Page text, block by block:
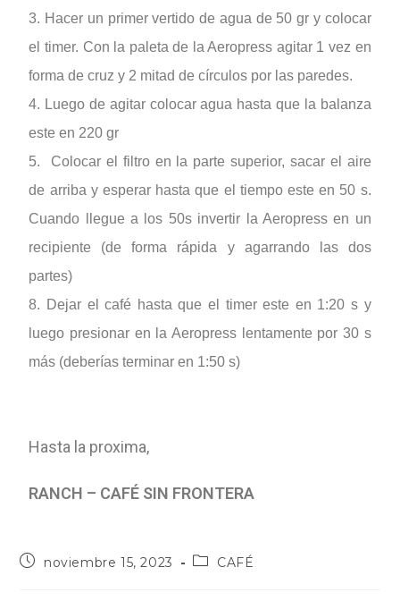
3. Hacer un primer vertido de agua de 50 gr y colocar
el timer. Con la paleta de la Aeropress agitar 1 vez en
forma de cruz y 2 mitad de círculos por las paredes.
4. Luego de agitar colocar agua hasta que la balanza
este en 220 gr
5. Colocar el filtro en la parte superior, sacar el aire
de arriba y esperar hasta que el tiempo este en 50 s.
Cuando llegue a los 50s invertir la Aeropress en un
recipiente (de forma rápida y agarrando las dos
partes)
8. Dejar el café hasta que el timer este en 1:20 s y
luego presionar en la Aeropress lentamente por 30 s
más (deberías terminar en 1:50 s)
Hasta la proxima,
RANCH – CAFÉ SIN FRONTERA
noviembre 15, 2023 CAFÉ